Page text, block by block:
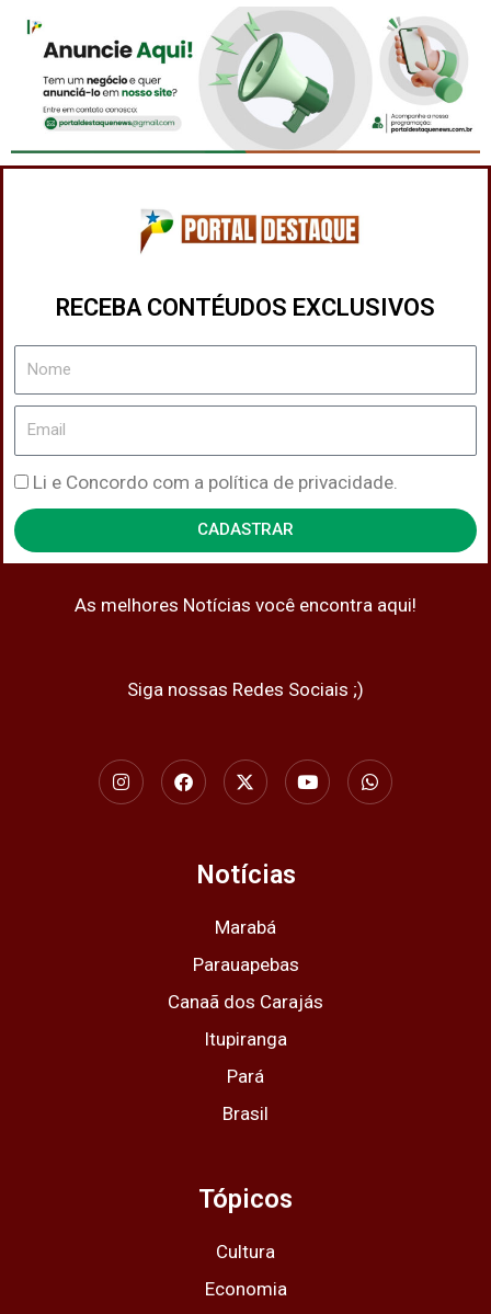
RECEBA CONTÉUDOS EXCLUSIVOS
Nome
Email
Política
de
Privacidade
Li e Concordo com a política de privacidade.
CADASTRAR
As melhores Notícias você encontra aqui!
Siga nossas Redes Sociais ;)
I
n
s
F
a
c
X
-
t
t
t
Y
o
u
W
h
a
Notícias
Marabá
Parauapebas
Canaã dos Carajás
Itupiranga
Pará
Brasil
Tópicos
Cultura
Economia